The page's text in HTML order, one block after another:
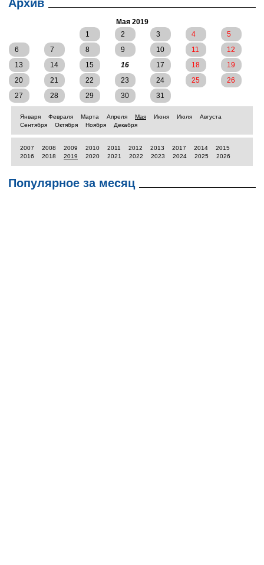
Архив
Мая 2019
1
2 3 4
5
6
7 8 9 10 11
12
13
14 15 16 17 18
19
20
21 22 23 24 25
26
27
28 29 30 31
Января Февраля Марта Апреля Мая Июня Июля
Августа
Сентября
Октября Ноября Декабря
2007 2008 2009 2010 2011 2012 2013 2017 2014
2015
2016
2018 2019 2020 2021 2022 2023 2024 2025 2026
Популярное за месяц